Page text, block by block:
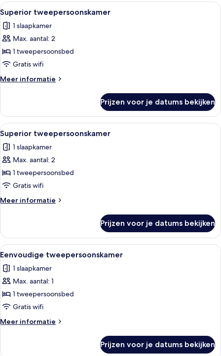
twee-
2
eenpersoonsbedden
Alle
foto's
voor
Superior
tweepersoonskamer
laden
Een moderne hotelkamer met een
12
Superior tweepersoonskamer
1 slaapkamer
Max. aantal: 2
1 tweepersoonsbed
Gratis wifi
Meer informatie
Meer
tweepersoonskamer
Prijzen voor je datums bekijken
Alle
foto's
voor
Superior
tweepersoonskamer
laden
Een moderne slaapkamer met een
14
Superior tweepersoonskamer
1 slaapkamer
Max. aantal: 2
1 tweepersoonsbed
Gratis wifi
Meer informatie
Meer
tweepersoonskamer
Prijzen voor je datums bekijken
Alle
foto's
voor
Eenvoudige
tweepersoonskamer
laden
Een gezellige kamer met een
11
Eenvoudige tweepersoonskamer
1 slaapkamer
Max. aantal: 1
1 tweepersoonsbed
Gratis wifi
Meer informatie
Meer
Prijzen voor je datums bekijken